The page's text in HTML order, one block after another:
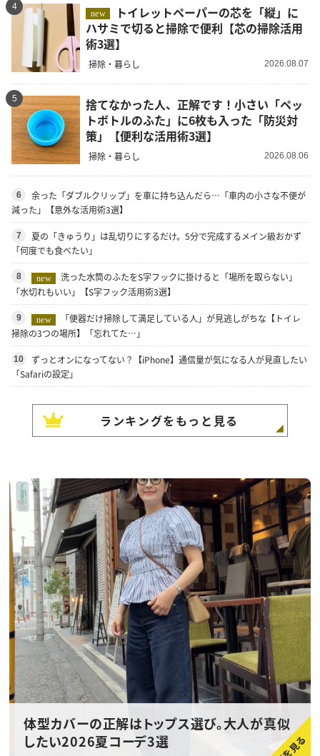
4
new
ハサミで切ると掃除で便利【芯の掃除活用
術3選】
掃除・暮らし 2026.08.07
5
捨てなかった人、正解です！小さい「ペッ
トボトルのふた」に6枚も入った「防災対
策」【便利な活用術3選】
掃除・暮らし 2026.08.06
6
余った「ダブルクリップ」を車に持ち込んだら…「車内の小さな不便が
減った」【意外な活用術3選】
7
夏の「きゅうり」は乱切りにするだけ。5分で完成するメイン級おかず
「何度でも食べたい」
8 new
洗った水筒のふたをS字フックに掛けると「場所を取らない」
「水切れもいい」【S字フック活用術3選】
9 new
「便器だけ掃除して満足している人」が見逃しがちな【トイレ
掃除の3つの場所】「忘れてた…」
10
ずっとオンになってない？【iPhone】通信量が気になる人が見直したい
「Safariの設定」
ランキングをもっと見る
体型カバーの正解はトップス選び。大人が真似
したい2026夏コーデ3選